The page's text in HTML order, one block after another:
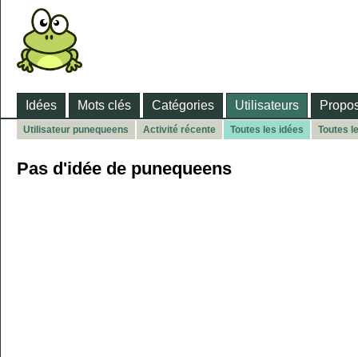
Idées Mots clés Catégories Utilisateurs
Utilisateur punequeens Activité récente Toutes les idées Toutes
Pas d'idée de punequeens